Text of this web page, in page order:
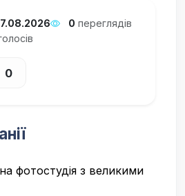
0 переглядів
0
фотостудія з великими